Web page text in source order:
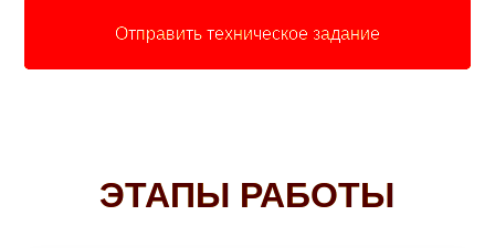
Отправить техническое задание
ЭТАПЫ РАБОТЫ